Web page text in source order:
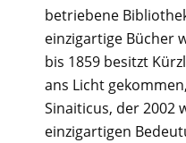
betriebene
einzigartige Bücher
bis 1859 besitzt
ans Licht
Sinaiticus, der 2002
einzigartigen